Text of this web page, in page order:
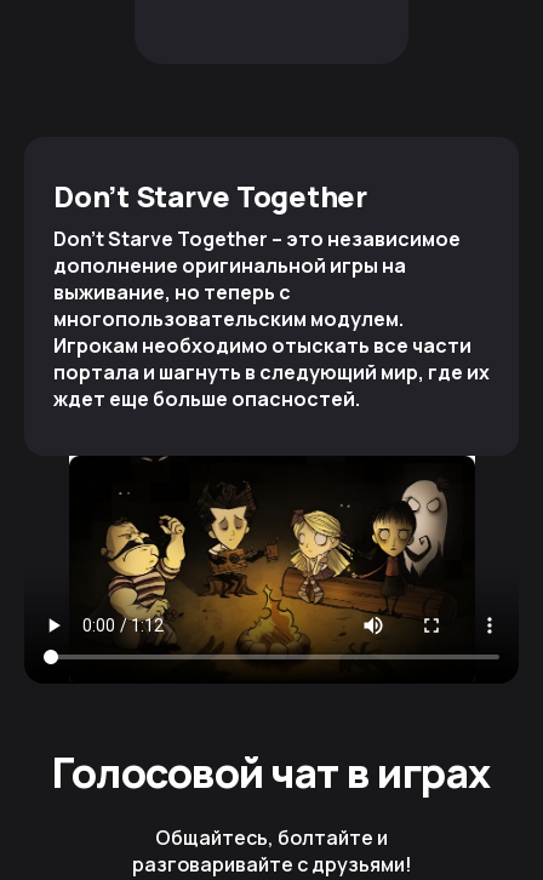
Don’t Starve Together
Don’t Starve Together – это независимое
дополнение оригинальной игры на
выживание, но теперь с
многопользовательским модулем.
Игрокам необходимо отыскать все части
портала и шагнуть в следующий мир, где их
ждет еще больше опасностей.
Голосовой чат в играх
Общайтесь, болтайте и
разговаривайте с друзьями!